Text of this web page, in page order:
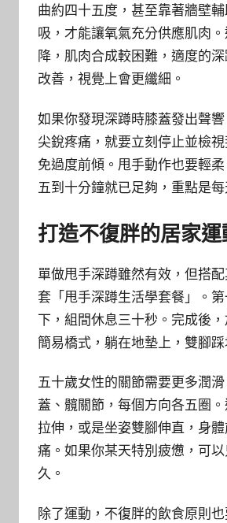
曲約四十五度，甚至靠著牆壁
吸，才能讓氧氣充分供應肌肉
降，肌肉合成較困難，適度的
改善，視覺上會更纖細。
如果你發現深蹲時膝蓋發出聲
尖銳疼痛，就要立刻停止並檢
免過度前傾。甩手動作也要輕
五到十分鐘就已足夠，重點是
打造不復胖的居家
單做甩手深蹲雖然有效，但搭
套「甩手深蹲生活學套餐」。
下，組間休息三十秒。完成後
簡易橋式，躺在地墊上，雙腳
五十歲女性的關節需要更多潤
蓋、髖關節，每個方向各五圈
拉伸，或是坐姿雙腳伸直，身
痛。如果你某天特別疲憊，可
久。
除了運動，不復胖的飲食原則